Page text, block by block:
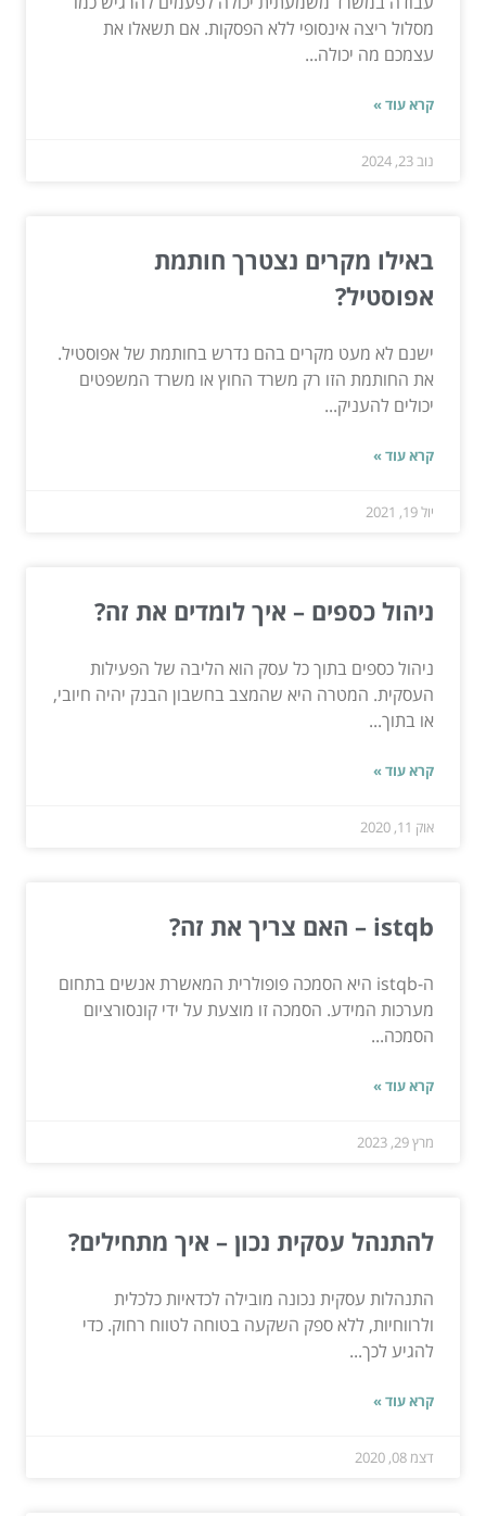
מסלול ריצה אינסופי ללא הפסקות. אם תשאלו את
עצמכם מה יכולה...
קרא עוד »
נוב 23, 2024
באילו מקרים נצטרך חותמת
אפוסטיל?
ישנם לא מעט מקרים בהם נדרש בחותמת של אפוסטיל.
את החותמת הזו רק משרד החוץ או משרד המשפטים
יכולים להעניק...
קרא עוד »
יול 19, 2021
ניהול כספים – איך לומדים את זה?
ניהול כספים בתוך כל עסק הוא הליבה של הפעילות
העסקית. המטרה היא שהמצב בחשבון הבנק יהיה חיובי,
או בתוך...
קרא עוד »
אוק 11, 2020
istqb – האם צריך את זה?
ה-istqb היא הסמכה פופולרית המאשרת אנשים בתחום
מערכות המידע. הסמכה זו מוצעת על ידי קונסורציום
הסמכה...
קרא עוד »
מרץ 29, 2023
להתנהל עסקית נכון – איך מתחילים?
התנהלות עסקית נכונה מובילה לכדאיות כלכלית
ולרווחיות, ללא ספק השקעה בטוחה לטווח רחוק. כדי
להגיע לכך...
קרא עוד »
דצמ 08, 2020